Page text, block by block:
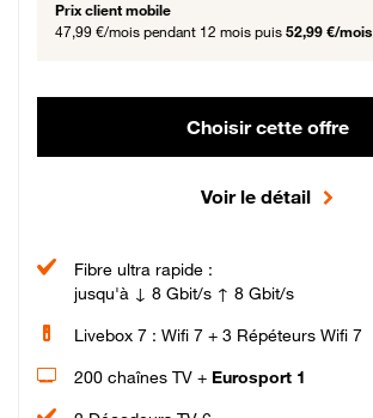
Prix client mobile
47,99 €/mois pendant 12 mois puis 52,99 €/mois
Choisir cette offre
Voir le détail
Fibre ultra rapide :
jusqu'à ↓ 8 Gbit/s ↑ 8 Gbit/s
Livebox 7 : Wifi 7 + 3 Répéteurs Wifi 7
200 chaînes TV + Eurosport 1